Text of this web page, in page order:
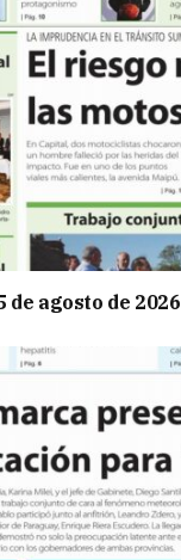
agosto de 2026